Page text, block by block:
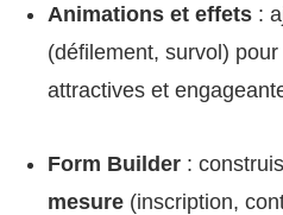
Animations et effets :
(défilement, survol)
attractives et
Form Builder :
mesure (inscription,